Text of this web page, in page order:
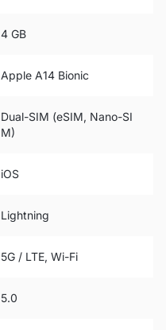
4 GB
Apple A14 Bionic
Dual-SIM (eSIM, Nano-SI
M)
iOS
Lightning
5G / LTE, Wi-Fi
5.0